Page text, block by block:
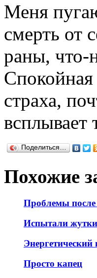
Меня
смерть от
раны, что-
Спокойная
страха,
всплывает
Поделиться…
Похожие
Проблемы после
Испытали
Просто капец